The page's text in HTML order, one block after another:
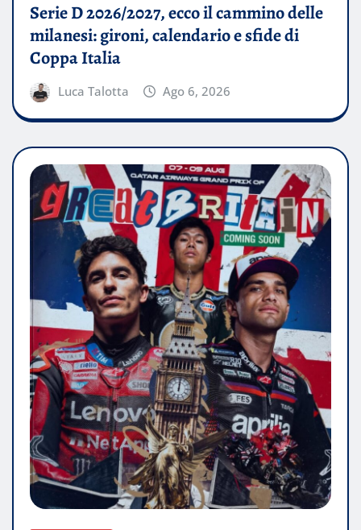
Serie D 2026/2027, ecco il cammino delle
milanesi: gironi, calendario e sfide di
Coppa Italia
Luca Talotta Ago 6, 2026